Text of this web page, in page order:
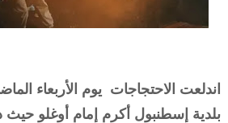
اندلعت الاحتجاجات يوم الأربعاء
بلدية إسطنبول أكرم إمام أوغلو